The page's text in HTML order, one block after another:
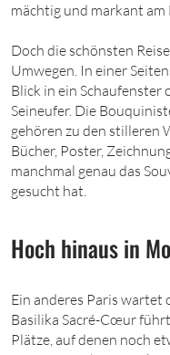
mächtig und markant am
Doch die schönsten
Umwegen. In einer
Blick in ein Schaufenster
Seineufer. Die
gehören zu den stilleren
Bücher, Poster,
manchmal genau das
gesucht hat.
Hoch hinaus in
Ein anderes Paris
Basilika Sacré-Cœur
Plätze, auf denen noch